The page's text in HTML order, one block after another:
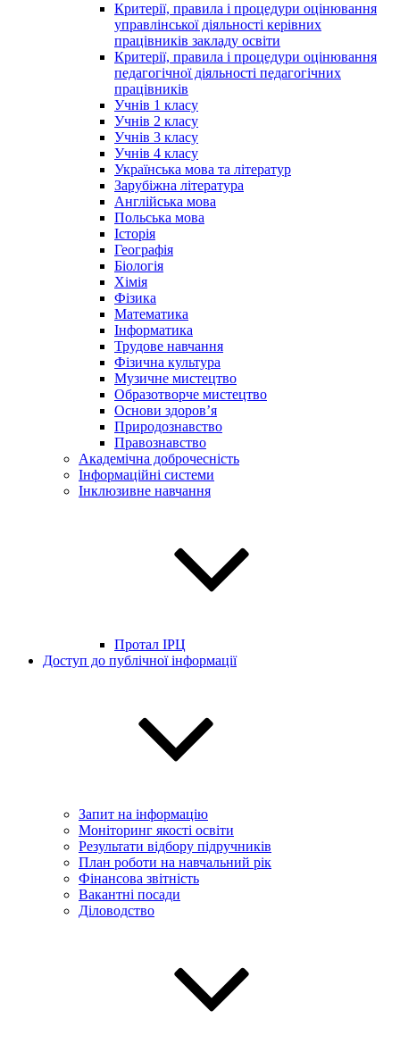
Критерії, правила і процедури оцінювання
управлінської діяльності керівних
працівників закладу освіти
Критерії, правила і процедури оцінювання
педагогічної діяльності педагогічних
працівників
Учнів 1 класу
Учнів 2 класу
Учнів 3 класу
Учнів 4 класу
Українська мова та літератур
Зарубіжна література
Англійська мова
Польська мова
Історія
Географія
Біологія
Хімія
Фізика
Математика
Інформатика
Трудове навчання
Фізична культура
Музичне мистецтво
Образотворче мистецтво
Основи здоров’я
Природознавство
Правознавство
Академічна доброчесність
Інформаційні системи
Інклюзивне навчання
Протал ІРЦ
Доступ до публічної інформації
Запит на інформацію
Моніторинг якості освіти
Результати відбору підручників
План роботи на навчальний рік
Фінансова звітність
Вакантні посади
Діловодство